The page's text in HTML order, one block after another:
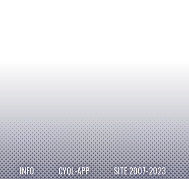
INFO CYQL-APP SITE 2007-2023